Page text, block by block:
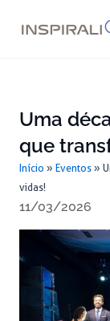
Uma
que
Início » Eventos »
vidas!
11/03/2026